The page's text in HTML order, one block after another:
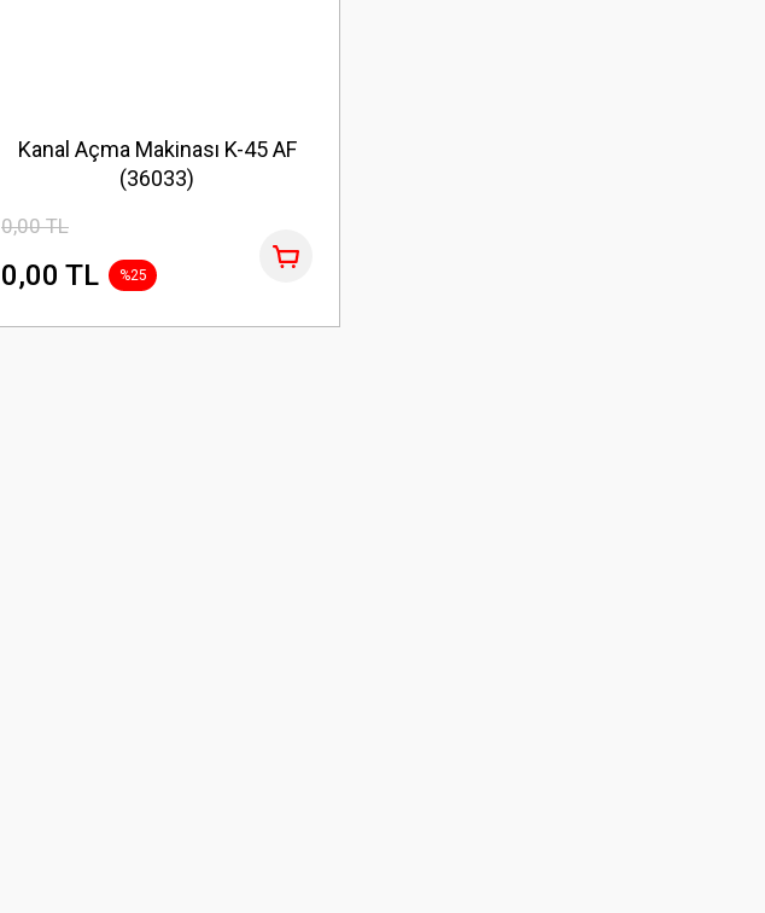
Kanal Açma Makinası K-45 AF
(36033)
0,00 TL
0,00 TL %25